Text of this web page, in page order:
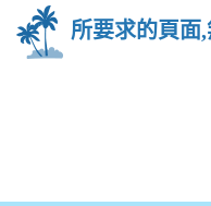
所要求的頁面